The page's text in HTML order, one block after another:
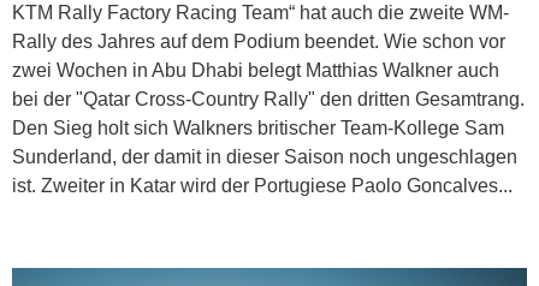
KTM Rally Factory Racing Team“ hat auch die zweite WM-
Rally des Jahres auf dem Podium beendet. Wie schon vor
zwei Wochen in Abu Dhabi belegt Matthias Walkner auch
bei der "Qatar Cross-Country Rally" den dritten Gesamtrang.
Den Sieg holt sich Walkners britischer Team-Kollege Sam
Sunderland, der damit in dieser Saison noch ungeschlagen
ist. Zweiter in Katar wird der Portugiese Paolo Goncalves...